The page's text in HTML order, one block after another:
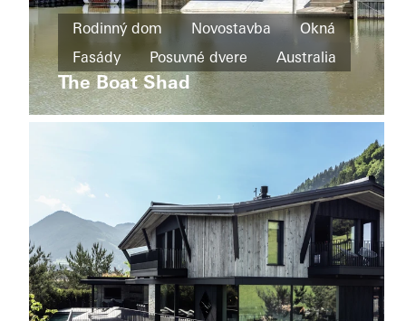
Rodinný
dom
Novostavba
Posuvné
dvere
La
Secreta
Rodinný dom Novostavba
Okná
Fasády
Posuvné dvere Australia
The Boat Shad